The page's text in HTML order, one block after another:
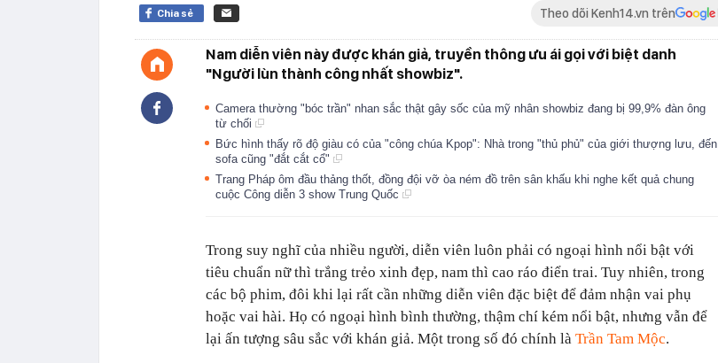
Chia sẻ Theo dõi Kenh14.vn trên
Nam diễn viên này được khán giả, truyền thông ưu ái gọi với biệt danh
"Người lùn thành công nhất showbiz".
Camera thường "bóc trần" nhan sắc thật gây sốc của mỹ nhân showbiz đang bị 99,9% đàn ông
từ chối
Bức hình thấy rõ độ giàu có của "công chúa Kpop": Nhà trong "thủ phủ" của giới thượng lưu, đến
sofa cũng "đắt cắt cổ"
Trang Pháp ôm đầu thảng thốt, đồng đội vỡ òa ném đồ trên sân khấu khi nghe kết quả chung
cuộc Công diễn 3 show Trung Quốc
Trong suy nghĩ của nhiều người, diễn viên luôn phải có ngoại hình nổi bật với
tiêu chuẩn nữ thì trắng trẻo xinh đẹp, nam thì cao ráo điển trai. Tuy nhiên, trong
các bộ phim, đôi khi lại rất cần những diễn viên đặc biệt để đảm nhận vai phụ
hoặc vai hài. Họ có ngoại hình bình thường, thậm chí kém nổi bật, nhưng vẫn để
lại ấn tượng sâu sắc với khán giả. Một trong số đó chính là Trần Tam Mộc.